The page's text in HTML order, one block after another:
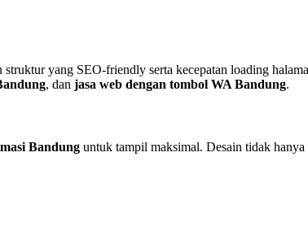
yang SEO-friendly serta kecepatan loading
, dan jasa web dengan tombol WA Bandung.
Bandung untuk tampil maksimal. Desain tidak